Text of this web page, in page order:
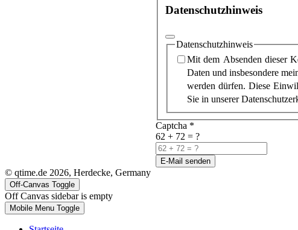
Datenschutzhinweis
Datenschutzhinweis
Mit dem Absenden dieser
Daten und insbesondere
werden dürfen. Diese
Sie in unserer
Captcha *
62 + 72 = ?
E-Mail senden
© qtime.de 2026, Herdecke, Germany
Off-Canvas Toggle
Off Canvas sidebar is empty
Mobile Menu Toggle